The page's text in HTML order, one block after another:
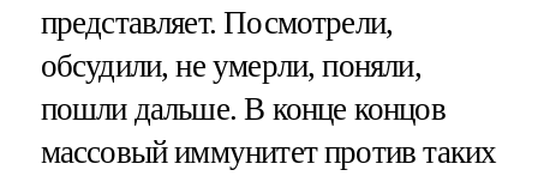
представляет. Посмотрели,
обсудили, не умерли, поняли,
пошли дальше. В конце концов
массовый иммунитет против таких